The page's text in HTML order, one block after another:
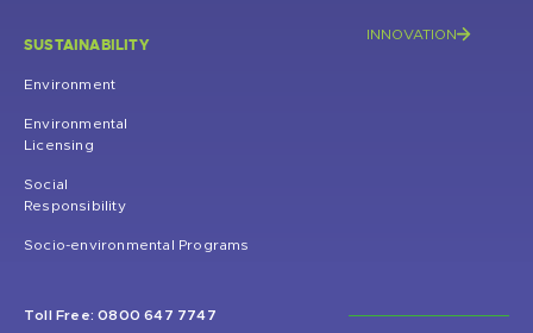
SUSTAINABILITY
Environment
Environmental
Licensing
Social
Responsibility
Socio-environmental Programs
INNOVATION
Toll Free: 0800 647 7747